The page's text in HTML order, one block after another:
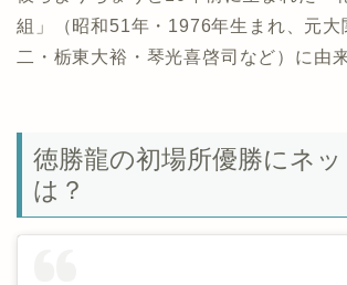
組」（昭和51年・1976年生まれ、元大
二・栃東大裕・琴光喜啓司など）に由
徳勝龍の初場所優勝にネ
は？